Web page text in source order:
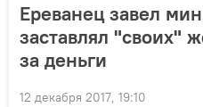
Ереванец завел
заставлял "своих"
за деньги
12 декабря 2017, 19:10